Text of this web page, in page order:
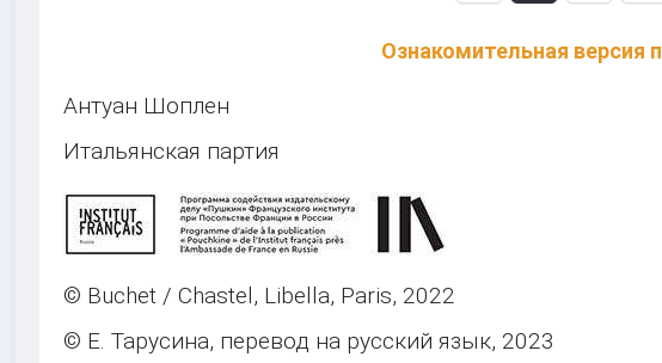
Ознакомительная версия
Антуан Шоплен
Итальянская партия
© Buchet / Chastel, Libella, Paris, 2022
© Е. Тарусина, перевод на русский язык, 2023